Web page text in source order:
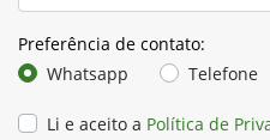
Preferência de contato: